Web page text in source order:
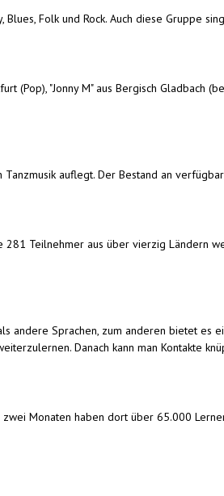
Folk und Rock. Auch diese Gruppe
"Jonny M" aus Bergisch Gladbach
auflegt. Der Bestand an
Teilnehmer aus über vierzig Ländern
Sprachen, zum anderen bietet es
Danach kann man Kontakte
Monaten haben dort über 65.000